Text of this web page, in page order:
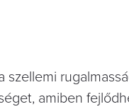
amiben